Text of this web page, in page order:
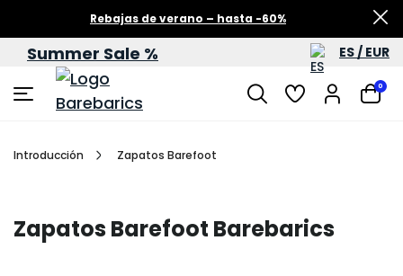
Rebajas de verano – hasta -60%
Summer Sale % ES / EUR
0
Introducción Zapatos Barefoot
Zapatos Barefoot Barebarics